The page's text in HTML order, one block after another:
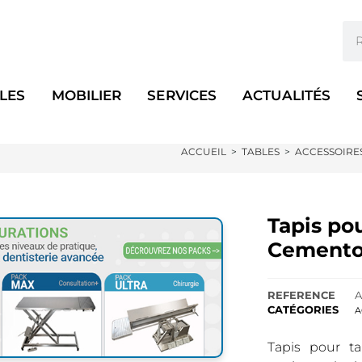
MOBILIER SERVICES ACTUALITÉS
ACCUEIL > TABLES >
Tapis
REFERENCE
CATÉGORIES
Tapis pour